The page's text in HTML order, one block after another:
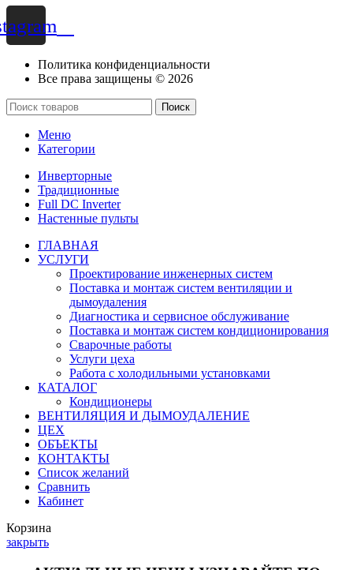
Политика конфиденциальности
Все права защищены © 2026
Поиск
Меню
Категории
Инверторные
Традиционные
Full DC Inverter
Настенные пульты
ГЛАВНАЯ
УСЛУГИ
Проектирование инженерных систем
Поставка и монтаж систем вентиляции и
дымоудаления
Диагностика и сервисное обслуживание
Поставка и монтаж систем кондиционирования
Сварочные работы
Услуги цеха
Работа с холодильными установками
КАТАЛОГ
Кондиционеры
ВЕНТИЛЯЦИЯ И ДЫМОУДАЛЕНИЕ
ЦЕХ
ОБЪЕКТЫ
КОНТАКТЫ
Список желаний
Сравнить
Кабинет
Корзина
закрыть